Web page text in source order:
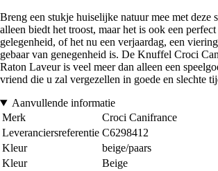
Breng een stukje huiselijke natuur mee met deze
alleen biedt het troost, maar het is ook een
gelegenheid, of het nu een verjaardag, een
gebaar van genegenheid is. De Knuffel Croci
Raton Laveur is veel meer dan alleen een
vriend die u zal vergezellen in goede en slechte
Aanvullende informatie
Merk
Croci Canifrance
Leveranciersreferentie C6298412
Kleur
beige/paars
Kleur
Beige